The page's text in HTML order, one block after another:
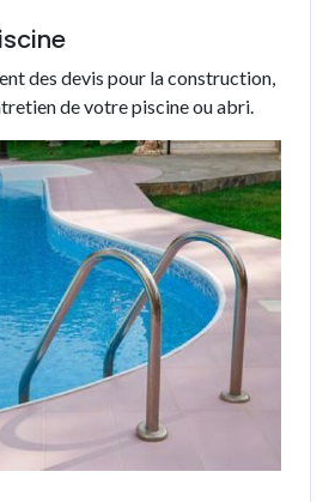
des devis pour la construction,
de votre piscine ou abri.